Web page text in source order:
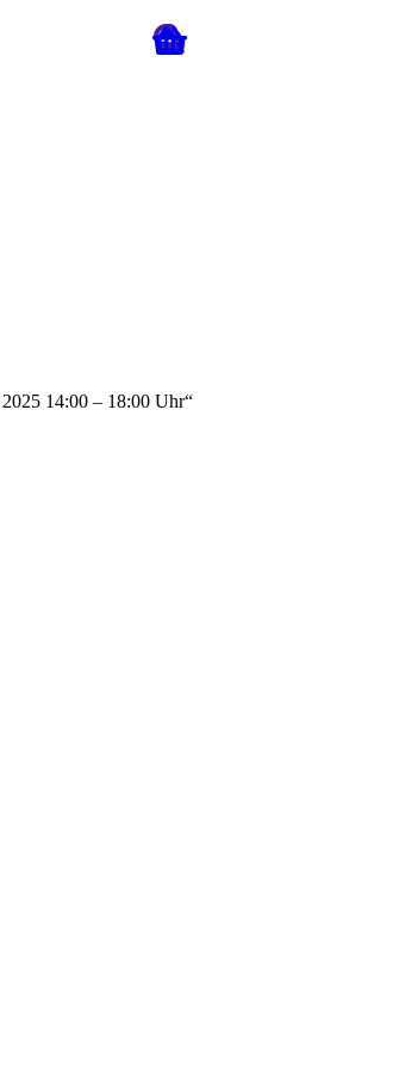
14:00 – 18:00 Uhr“